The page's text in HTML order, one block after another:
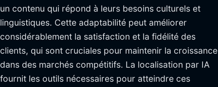
un contenu qui répond à leurs besoins culturels et
linguistiques. Cette adaptabilité peut améliorer
considérablement la satisfaction et la fidélité des
clients, qui sont cruciales pour maintenir la croissance
dans des marchés compétitifs. La localisation par IA
fournit les outils nécessaires pour atteindre ces